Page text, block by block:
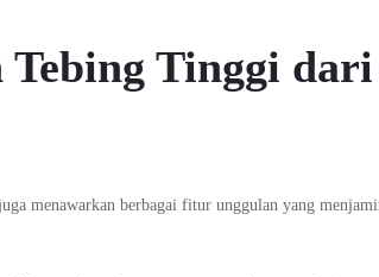
Tinggi dari
menawarkan berbagai fitur unggulan yang